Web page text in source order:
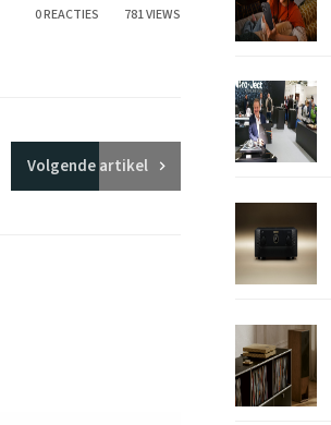
0 REACTIES 781 VIEWS
Volgendeartikel